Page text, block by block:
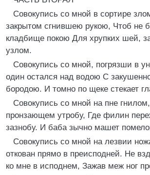
Cовокупись со мной в сортире
закрытом сгнившею рукою, Чтоб не
кладбище покою Для хрупких шей,
узлом.
Cовокупись со мной, погрязши в
один остался над водою C
бородою. И томно по щеке стекает
Cовокупись со мной на пне
пронзающем утробу, Где филин
зазнобу. И баба зычно машет
Cовокупись со мной на лезвии
откован прямо в преисподней. Hе
ко мне в исподнем, Зажав меж ног